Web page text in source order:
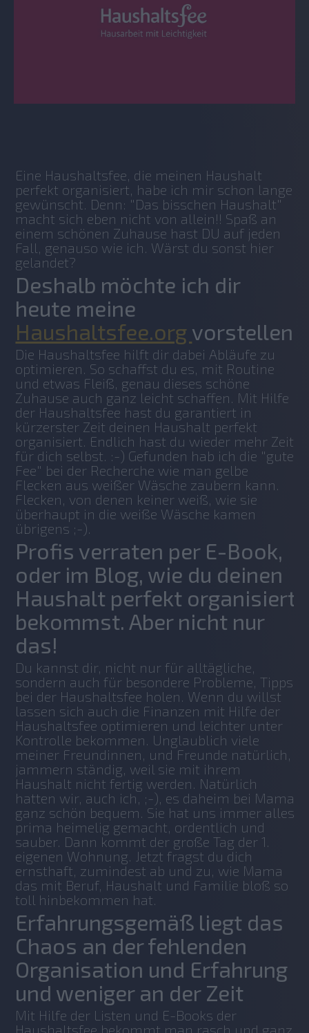
Eine Haushaltsfee, die meinen Haushalt
perfekt organisiert, habe ich mir schon lange
gewünscht. Denn: "Das bisschen Haushalt"
macht sich eben nicht von allein!! Spaß an
einem schönen Zuhause hast DU auf jeden
Fall, genauso wie ich. Wärst du sonst hier
gelandet?
Deshalb möchte ich dir
heute meine
Haushaltsfee.org vorstellen.
Die Haushaltsfee hilft dir dabei Abläufe zu
optimieren. So schaffst du es, mit Routine
und etwas Fleiß, genau dieses schöne
Zuhause auch ganz leicht schaffen. Mit Hilfe
der Haushaltsfee hast du garantiert in
kürzerster Zeit deinen Haushalt perfekt
organisiert. Endlich hast du wieder mehr Zeit
für dich selbst. :-) Gefunden hab ich die "gute
Fee" bei der Recherche wie man gelbe
Flecken aus weißer Wäsche zaubern kann.
Flecken, von denen keiner weiß, wie sie
überhaupt in die weiße Wäsche kamen
übrigens ;-).
Profis verraten per E-Book,
oder im Blog, wie du deinen
Haushalt perfekt organisiert
bekommst. Aber nicht nur
das!
Du kannst dir, nicht nur für alltägliche,
sondern auch für besondere Probleme, Tipps
bei der Haushaltsfee holen. Wenn du willst
lassen sich auch die Finanzen mit Hilfe der
Haushaltsfee optimieren und leichter unter
Kontrolle bekommen. Unglaublich viele
meiner Freundinnen, und Freunde natürlich,
jammern ständig, weil sie mit ihrem
Haushalt nicht fertig werden. Natürlich
hatten wir, auch ich, ;-), es daheim bei Mama
ganz schön bequem. Sie hat uns immer alles
prima heimelig gemacht, ordentlich und
sauber. Dann kommt der große Tag der 1.
eigenen Wohnung. Jetzt fragst du dich
ernsthaft, zumindest ab und zu, wie Mama
das mit Beruf, Haushalt und Familie bloß so
toll hinbekommen hat.
Erfahrungsgemäß liegt das
Chaos an der fehlenden
Organisation und Erfahrung
und weniger an der Zeit
Mit Hilfe der Listen und E-Books der
Haushaltsfee bekommt man rasch und ganz